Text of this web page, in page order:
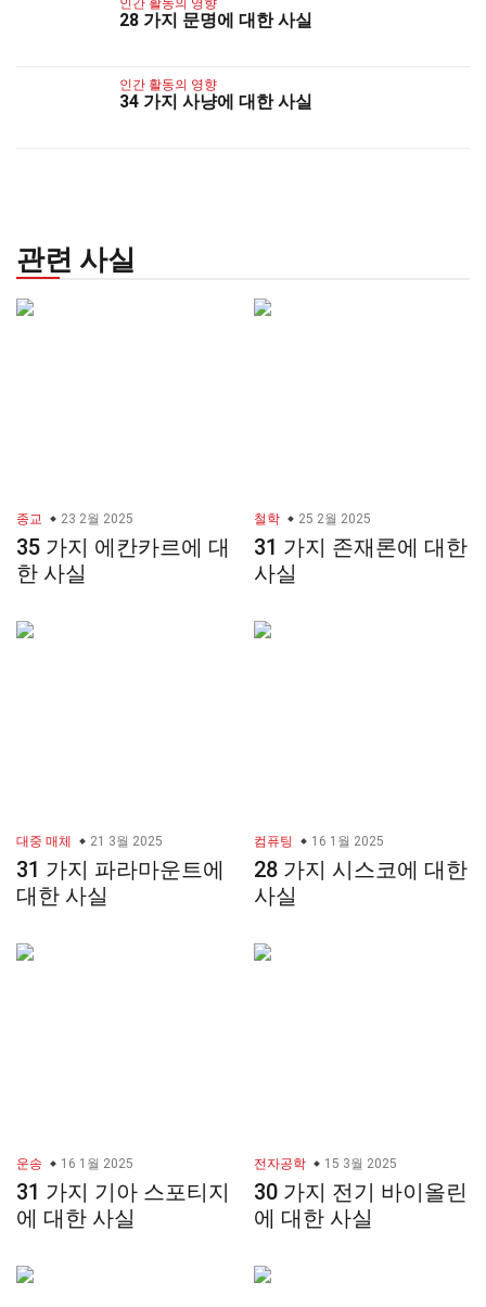
28 가지 문명에 대한 사실
인간 활동의 영향
34 가지 사냥에 대한 사실
관련 사실
종교 23 2월 2025
35 가지 에칸카르에 대
한 사실
철학 25 2월 2025
31 가지 존재론에 대한
사실
대중 매체 21 3월 2025
31 가지 파라마운트에
대한 사실
컴퓨팅 16 1월 2025
28 가지 시스코에 대한
사실
운송 16 1월 2025
31 가지 기아 스포티지
에 대한 사실
전자공학 15 3월 2025
30 가지 전기 바이올린
에 대한 사실